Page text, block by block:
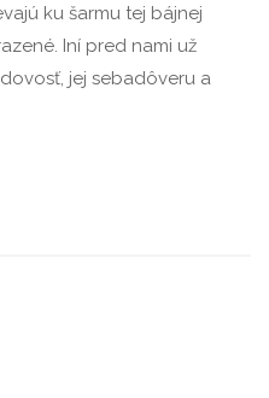
ku šarmu tej bájnej
Iní pred nami už
jej sebadôveru a